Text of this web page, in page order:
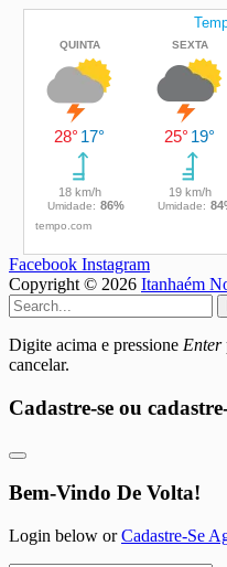
Facebook Instagram
Copyright © 2026 Itanhaém
Digite acima e pressione Enter
cancelar.
Cadastre-se ou
Bem-Vindo De Volta!
Login below orCadastre-Se